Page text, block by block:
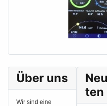
Über uns
Wir sind eine
ten